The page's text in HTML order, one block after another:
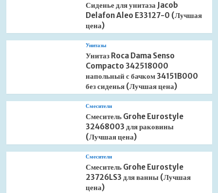
Сиденье для унитаза Jacob
Delafon Aleo E33127-0 (Лучшая
цена)
Унитазы
Унитаз Roca Dama Senso
Compacto 342518000
напольный с бачком 34151B000
без сиденья (Лучшая цена)
Смесители
Смеситель Grohe Eurostyle
32468003 для раковины
(Лучшая цена)
Смесители
Смеситель Grohe Eurostyle
23726LS3 для ванны (Лучшая
цена)